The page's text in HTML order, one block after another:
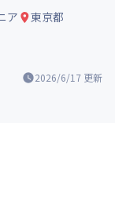
2026/6/17 更新
ア
東京都